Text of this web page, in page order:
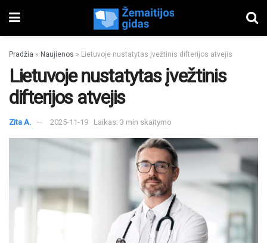
Pradžia » Naujienos » Lietuvoje nustatytas įvežtinis difterijos atvejis
Lietuvoje nustatytas įvežtinis
difterijos atvejis
Zita A. 2025-11-19 Laikas: 3 min skaitymo